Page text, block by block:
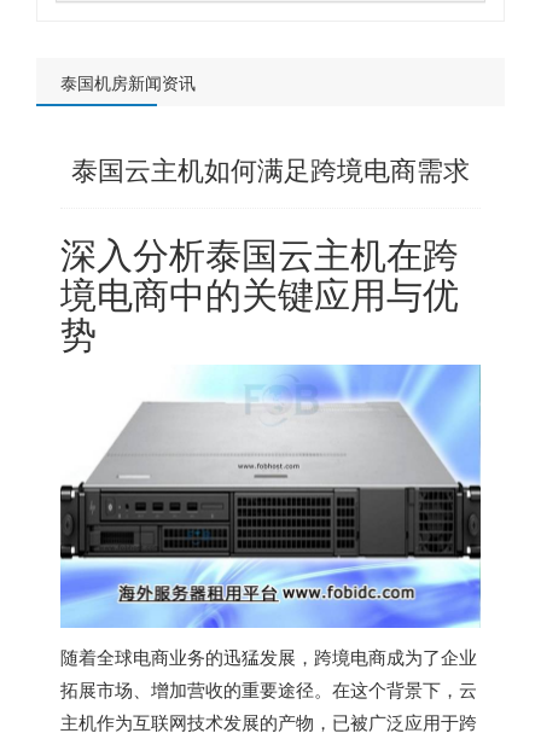
泰国机房新闻资讯
泰国云主机如何满足跨境电商需求
深入分析泰国云主机在跨
境电商中的关键应用与优
势
随着全球电商业务的迅猛发展，跨境电商成为了企业
拓展市场、增加营收的重要途径。在这个背景下，云
主机作为互联网技术发展的产物，已被广泛应用于跨